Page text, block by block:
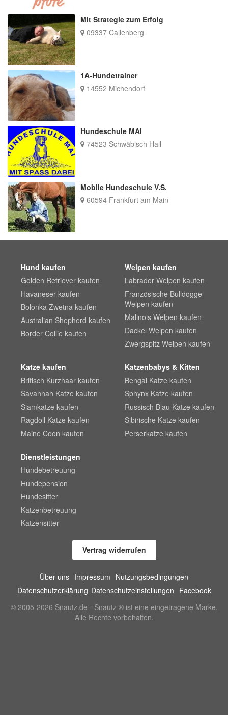
Mit Strategie zum Erfolg
09337 Callenberg
1A-Hundetrainer
14552 Michendorf
Hundeschule MAI
74523 Schwäbisch Hall
Mobile Hundeschule V.S.
60594 Frankfurt am Main
Hund kaufen
Golden Retriever kaufen
Havaneser kaufen
Bolonka Zwetna kaufen
Australian Shepherd kaufen
Border Collie kaufen
Welpen kaufen
Labrador Welpen kaufen
Französische Bulldogge
Welpen kaufen
Malinois Welpen kaufen
Dackel Welpen kaufen
Zwergspitz Welpen kaufen
Katze kaufen
Britisch Kurzhaar kaufen
Savannah Katze kaufen
Siamkatze kaufen
Ragdoll Katze kaufen
Maine Coon kaufen
Katzenbabys & Kitten
Bengal Katze kaufen
Sphynx Katze kaufen
Russisch Blau Katze kaufen
Sibirische Katze kaufen
Perserkatze kaufen
Dienstleistungen
Hundebetreuung
Hundepension
Hundesitter
Katzenbetreuung
Katzensitter
Vertrag widerrufen
Über uns Impressum Nutzungsbedingungen
Datenschutzerklärung Datenschutzeinstellungen Facebook
© 2005-2026 Snautz.de - Snautz ® ist eine eingetragene Marke.
Alle Rechte vorbehalten.